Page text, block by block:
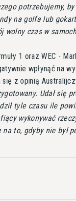
potrzebujemy,
na golfa lub
wolny czas w
1 oraz WEC -
wpłynąć na
się z opinią
Udał się
tyle czasu ile
wykonywać
na to, gdyby nie był